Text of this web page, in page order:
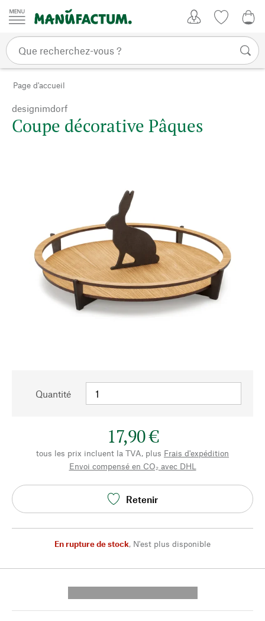
Passer au contenu
Page d'accueil
designimdorf
Coupe décorative Pâques
Quantité
17,90 €
tous les prix incluent la TVA, plus Frais d'expédition
Envoi compensé en CO₂ avec DHL
Retenir
En rupture de stock, N'est plus disponible